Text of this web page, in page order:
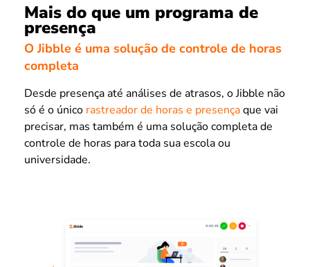
Mais do que um programa de
presença
O Jibble é uma solução de controle de horas
completa
Desde presença até análises de atrasos, o Jibble não
só é o único rastreador de horas e presençaque vai
precisar, mas também é uma solução completa de
controle de horas para toda sua escola ou
universidade.